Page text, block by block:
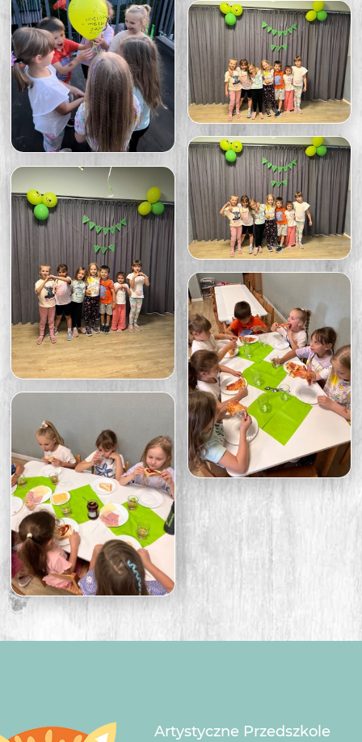
Artystyczne Przedszkole